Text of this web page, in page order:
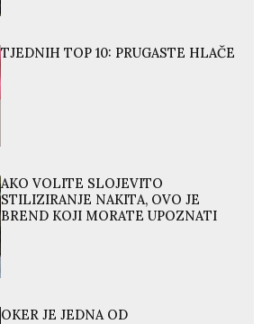
TJEDNIH TOP 10: PRUGASTE HLAČE
AKO VOLITE SLOJEVITO
STILIZIRANJE NAKITA, OVO JE
BREND KOJI MORATE UPOZNATI
OKER JE JEDNA OD